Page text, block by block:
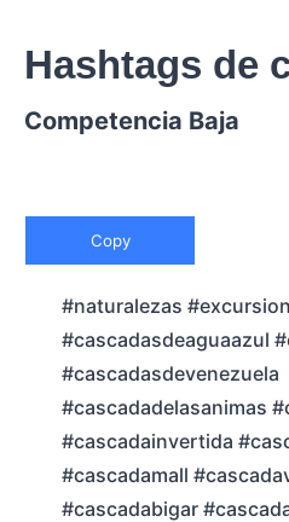
Hashtags de
Competencia Baja
Copy
#naturalezas
#cascadasdeaguaazul
#cascadasdevenezuela
#cascadadelasanimas
#cascadainvertida
#cascadamall
#cascadabigar